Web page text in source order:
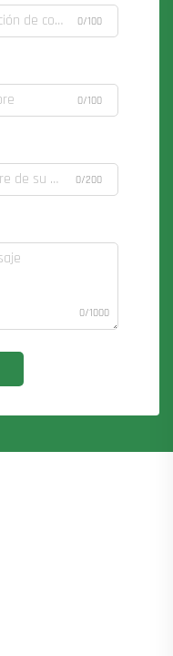
0/100
0/100
0/200
0/1000